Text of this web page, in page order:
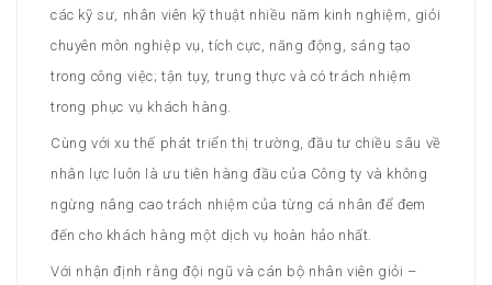
các kỹ sư, nhân viên kỹ thuật nhiều năm kinh nghiệm, giỏi
chuyên môn nghiệp vụ, tích cực, năng động, sáng tạo
trong công việc; tận tụy, trung thực và có trách nhiệm
trong phục vụ khách hàng.
Cùng với xu thế phát triển thị trường, đầu tư chiều sâu về
nhân lực luôn là ưu tiên hàng đầu của Công ty và không
ngừng nâng cao trách nhiệm của từng cá nhân để đem
đến cho khách hàng một dịch vụ hoàn hảo nhất.
Với nhận định rằng đội ngũ và cán bộ nhân viên giỏi –